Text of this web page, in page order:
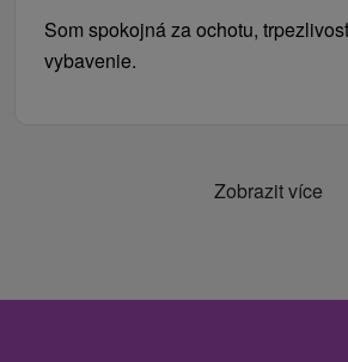
Som spokojná za ochotu,
vybavenie.
Zobrazit více